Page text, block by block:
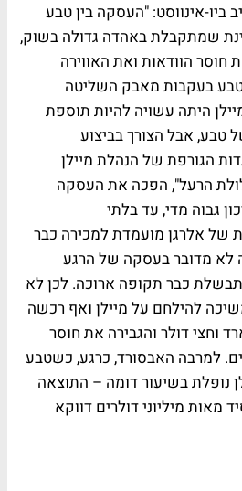
ביו-אינווסט: "העסקה בין טבע
שמתקבלת באהדה גדולה בשוק,
הוודאות ואת האווירה
בעקבות מאבק השליטה
היתה עשויה להיות תוספת
טבע, אבל הצורך בביצוע
הגורפת של הנהלת מיילן
הרעל", הפכה את העסקה
גבוה מדי, עד בלתי
של אלרגן מועמדת למכירה כבר
לא מדובר בעסקה של הרגע
כבר תקופה ארוכה. לכן לא
להילחם על מיילן ואף רכשה
וחצי דולר והגבירה את חוסר
למרבה האבסורד, כרגע, כשטבע
מ-10% ומיילן נופלת בשיעור דומה – התוצאה
מיליוני דולרים דווקא